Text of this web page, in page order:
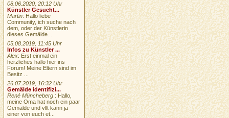
08.06.2020, 20:12 Uhr
Künstler Gesucht...
Martin: Hallo liebe
Community, ich suche nach
dem, oder der Künstlerin
dieses Gemälde...
05.08.2019, 11:45 Uhr
Infos zu Künstler ...
Alex: Erst einmal ein
herzliches hallo hier ins
Forum! Meine Eltern sind im
Besitz ...
26.07.2019, 16:32 Uhr
Gemälde identifizi...
René Müncheberg : Hallo,
meine Oma hat noch ein paar
Gemälde und vllt kann ja
einer von euch et...